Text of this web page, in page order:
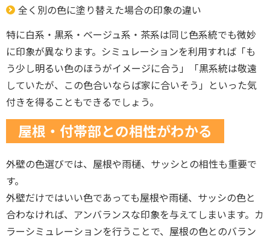
全く別の色に塗り替えた場合の印象の違い
特に白系・黒系・ベージュ系・茶系は同じ色系統でも微妙
に印象が異なります。シミュレーションを利用すれば「も
う少し明るい色のほうがイメージに合う」「黒系統は敬遠
していたが、この色合いならば家に合いそう」といった気
付きを得ることもできるでしょう。
屋根・付帯部との相性がわかる
外壁の色選びでは、屋根や雨樋、サッシとの相性も重要で
す。
外壁だけではいい色であっても屋根や雨樋、サッシの色と
合わなければ、アンバランスな印象を与えてしまいます。カ
ラーシミュレーションを行うことで、屋根の色とのバラン